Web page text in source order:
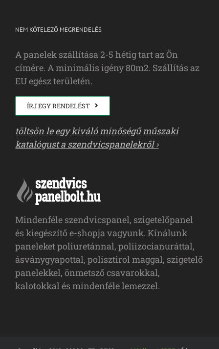
NEM KÖTELEZŐ MEGRENDELÉS
A panelek szállítása 2-5 hétig tart az Ön
címére. A minimális igény 80m2. Szállítás az
EU egész területén.
ÍRJ EGY RENDELÉST
töltsön le egy kiváló minőségű műszaki
katalógust a szendvicspanelekről ›
Mindenféle szendvicspanel, szigetelőpanel
és kiegészítő e-shopja vagyunk. Kínálunk
paneleket poliuretánnal, poliizocianuráttal,
ásványgyapottal, polisztirol maggal, szigetelő
panelekkel, önmetsző csavarokkal,
kalotokkal és mindenféle lemezzel.